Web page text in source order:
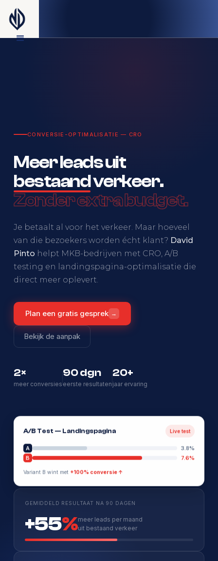
CONVERSIE-OPTIMALISATIE — CRO
Meer leads uit
bestaandverkeer.
Zonder extra budget.
Je betaalt al voor het verkeer. Maar hoeveel
van die bezoekers worden écht klant? David
Pinto helpt MKB-bedrijven met CRO, A/B
testing en landingspagina-optimalisatie die
direct meer oplevert.
Plan een gratis gesprek →
Bekijk de aanpak
2×
meer conversies
90 dgn
eerste resultaten
20+
jaar ervaring
A/B Test — Landingspagina Live test
A
3.8%
B
7.6%
Variant B wint met +100% conversie ↑
GEMIDDELD RESULTAAT NA 90 DAGEN
+55%meer leads per maand
uit bestaand verkeer